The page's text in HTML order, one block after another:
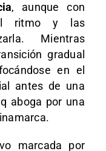
, aunque con
ritmo y las
Mientras
gradual
en el
antes de una
aboga por una
marcada por